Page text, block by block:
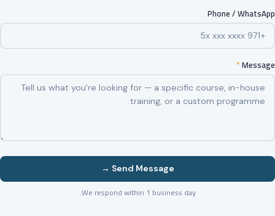
Phone / WhatsApp
Message
*
Send Message →
We respond within 1 business day.